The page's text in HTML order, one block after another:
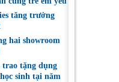
tăng trưởng
hai showroom
trao tặng dụng
sinh tại năm